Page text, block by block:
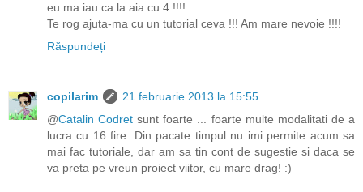
eu ma iau ca la aia cu 4 !!!!
Te rog ajuta-ma cu un tutorial ceva !!! Am mare nevoie !!!!
Răspundeți
copilarim
21 februarie 2013 la 15:55
@Catalin Codret sunt foarte ... foarte multe modalitati de a
lucra cu 16 fire. Din pacate timpul nu imi permite acum sa
mai fac tutoriale, dar am sa tin cont de sugestie si daca se
va preta pe vreun proiect viitor, cu mare drag! :)